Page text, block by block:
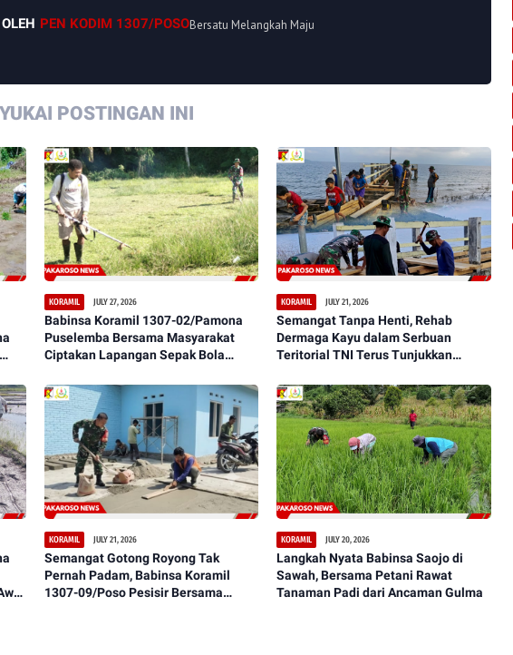
PEN KODIM 1307/POSOBersatu Melangkah Maju
POSTINGAN INI
KORAMIL JULY 27, 2026
Babinsa Koramil 1307-02/Pamona
Puselemba Bersama Masyarakat
Ciptakan Lapangan Sepak Bola
KORAMIL JULY 21, 2026
Semangat Tanpa Henti, Rehab
Dermaga Kayu dalam Serbuan
Teritorial TNI Terus Tunjukkan
KORAMIL JULY 21, 2026
Semangat Gotong Royong Tak
Pernah Padam, Babinsa Koramil
1307-09/Poso Pesisir Bersama
KORAMIL JULY 20, 2026
Langkah Nyata Babinsa Saojo di
Sawah, Bersama Petani Rawat
Tanaman Padi dari Ancaman Gulma